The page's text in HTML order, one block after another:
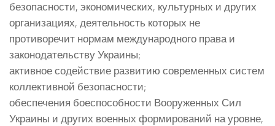
безопасности, экономических, культурных и других
организациях, деятельность которых не
противоречит нормам международного права и
законодательству Украины;
активное содействие развитию современных систем
коллективной безопасности;
обеспечения боеспособности Вооруженных Сил
Украины и других военных формирований на уровне,